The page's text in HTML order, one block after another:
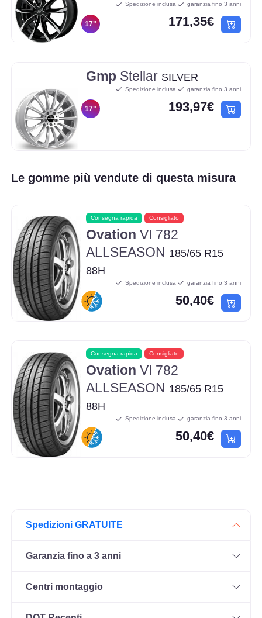
17"
Spedizione inclusa garanzia fino 3 anni
171,35€
Gmp Stellar SILVER
17"
Spedizione inclusa garanzia fino 3 anni
193,97€
Le gomme più vendute di questa misura
Consegna rapida Consigliato
Ovation VI 782
ALLSEASON 185/65 R15
88H
Spedizione inclusa garanzia fino 3 anni
50,40€
Consegna rapida Consigliato
Ovation VI 782
ALLSEASON 185/65 R15
88H
Spedizione inclusa garanzia fino 3 anni
50,40€
Spedizioni GRATUITE
Garanzia fino a 3 anni
Centri montaggio